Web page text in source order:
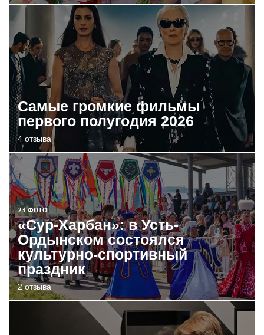
Самые громкие фильмы
первого полугодия 2026
4 отзыва
23 ФОТО
«Сур-Харбан»: в Усть-
Ордынском состоялся
культурно-спортивный
праздник
2 отзыва